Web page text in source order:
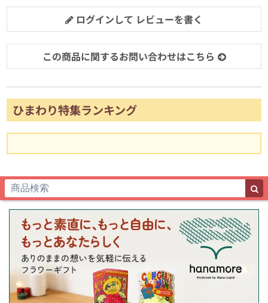
ログインして レビューを書く
この商品に関するお問い合わせはこちら
ひまわり特集ランキング